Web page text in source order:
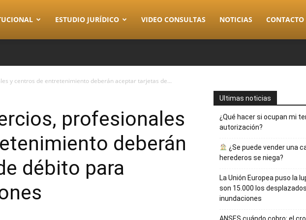
ESTUDIO JURÍDICO VIDEO CONSULTAS NOTICIAS CONTACTO
y centros de entretenimiento deberán aceptar tarjetas de...
profesionales
deberán
débito para
Ultimas noticias
¿Qué hacer si ocupan mi
autorización?
¿Se puede vender una
herederos se niega?
La Unión Europea puso la
son 15.000 los
inundaciones